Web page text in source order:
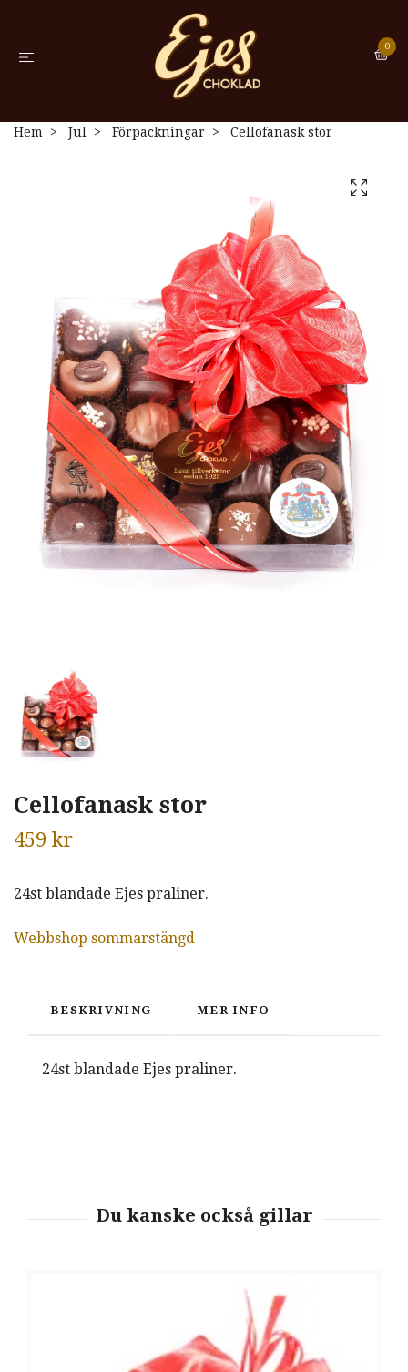
0
Hem Jul Förpackningar Cellofanask stor
Cellofanask stor
459 kr
24st blandade Ejes praliner.
Webbshop sommarstängd
BESKRIVNING MER INFO
24st blandade Ejes praliner.